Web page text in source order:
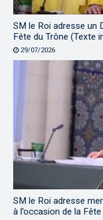
SM le Roi adresse un
Fête du Trône (Texte
29/07/2026
SM le Roi adresse
à l’occasion de la